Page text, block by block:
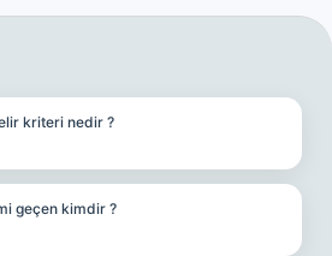
kriteri nedir ?
geçen kimdir ?